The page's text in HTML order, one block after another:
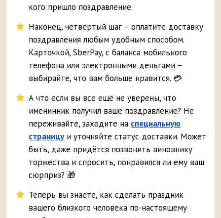
кого пришло поздравление.
Наконец, четвёртый шаг – оплатите доставку
поздравления любым удобным способом.
Карточкой, SberPay, с баланса мобильного
телефона или электронными деньгами –
выбирайте, что вам больше нравится. 💳
А что если вы все ещё не уверены, что
именинник получил ваше поздравление? Не
переживайте, заходите на специальную
страницуи уточняйте статус доставки. Может
быть, даже придётся позвонить виновнику
торжества и спросить, понравился ли ему ваш
сюрприз? 🎁
Теперь вы знаете, как сделать праздник
вашего близкого человека по-настоящему